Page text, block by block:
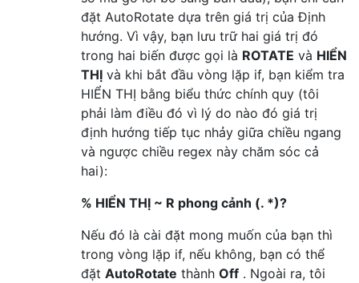
đặt AutoRotate dựa trên giá trị của Định
hướng. Vì vậy, bạn lưu trữ hai giá trị đó
trong hai biến được gọi là ROTATE và HIỂN
THỊ và khi bắt đầu vòng lặp if, bạn kiểm tra
HIỂN THỊ bằng biểu thức chính quy (tôi
phải làm điều đó vì lý do nào đó giá trị
định hướng tiếp tục nhảy giữa chiều ngang
và ngược chiều regex này chăm sóc cả
hai):
% HIỂN THỊ ~ R phong cảnh (. *)?
Nếu đó là cài đặt mong muốn của bạn thì
trong vòng lặp if, nếu không, bạn có thể
đặt AutoRotate thành Off . Ngoài ra, tôi